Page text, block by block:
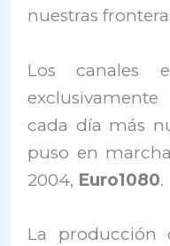
nuestras
Los canales
cada día más
puso en
2004, Euro1080.
La producción